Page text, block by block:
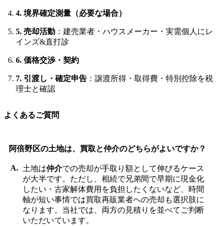
4. 境界確定測量（必要な場合）
5. 売却活動 ：建売業者・ハウスメーカー・実需個人にレ
インズ&直打診
6. 価格交渉・契約
7. 引渡し・確定申告 ：譲渡所得・取得費・特別控除を税
理士と確認
よくあるご質問
阿倍野区の土地は、買取と仲介のどちらがよいですか？
土地は仲介での売却が手取り額として伸びるケース
が大半です。ただし、相続で兄弟間で早期に現金化
したい・古家解体費用を負担したくないなど、時間
軸が短い事情では買取再販業者への売却も選択肢に
なります。当社では、両方の見積りを並べてご判断
いただいています。